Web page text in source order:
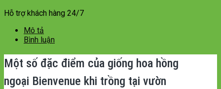
Hỗ trợ khách hàng 24/7
Mô tả
Bình luận
Một số đặc điểm của giống hoa hồng
ngoại Bienvenue khi trồng tại vườn